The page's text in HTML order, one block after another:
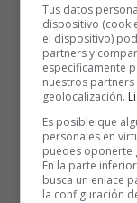
Tus datos
dispositivo
el dispositivo)
partners y
específicamente
nuestros
geolocalización.
Es posible que
personales en
puedes oponerte
En la parte
busca un enlace
la configuración